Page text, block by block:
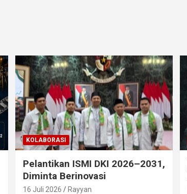
KOLABORASI
Pelantikan ISMI DKI 2026–2031,
Diminta Berinovasi
16 Juli 2026 Rayyan